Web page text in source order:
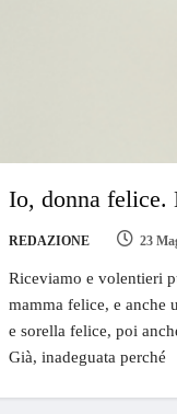
Io, donna felice.
REDAZIONE 23
Riceviamo e volentieri
mamma felice, e anche
e sorella felice, poi
Già, inadeguata perché